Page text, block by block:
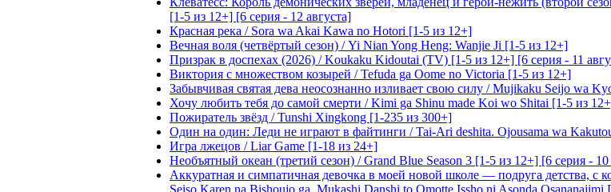
[1-5 из 12+] [6 серия - 12 августа]
Красная река / Sora wa Akai Kawa no Hotori [1-5 из 12+]
Вечная воля (четвёртый сезон) / Yi Nian Yong Heng: Wanjie Ji [1-5 из 12+]
Призрак в доспехах (2026) / Koukaku Kidoutai (TV) [1-5 из 12+] [6 серия - 11
Виктория с множеством козырей / Tefuda ga Oome no Victoria [1-5 из 12+]
Забывчивая святая дева неосознанно изливает свою силу / Mujikaku Seijo wa
Хочу любить тебя до самой смерти / Kimi ga Shinu made Koi wo Shitai [1-5 из
Пожиратель звёзд / Tunshi Xingkong [1-235 из 300+]
Один на один: Леди не играют в файтинги / Tai-Ari deshita. Ojousama wa
Игра лжецов / Liar Game [1-18 из 24+]
Необъятный океан (третий сезон) / Grand Blue Season 3 [1-5 из 12+] [6 серия - 10
Аккуратная и симпатичная девочка в моей новой школе — подруга детства, с
Seiso Karen na Bishoujo ga, Mukashi Danshi to Omotte Issho ni Asonda